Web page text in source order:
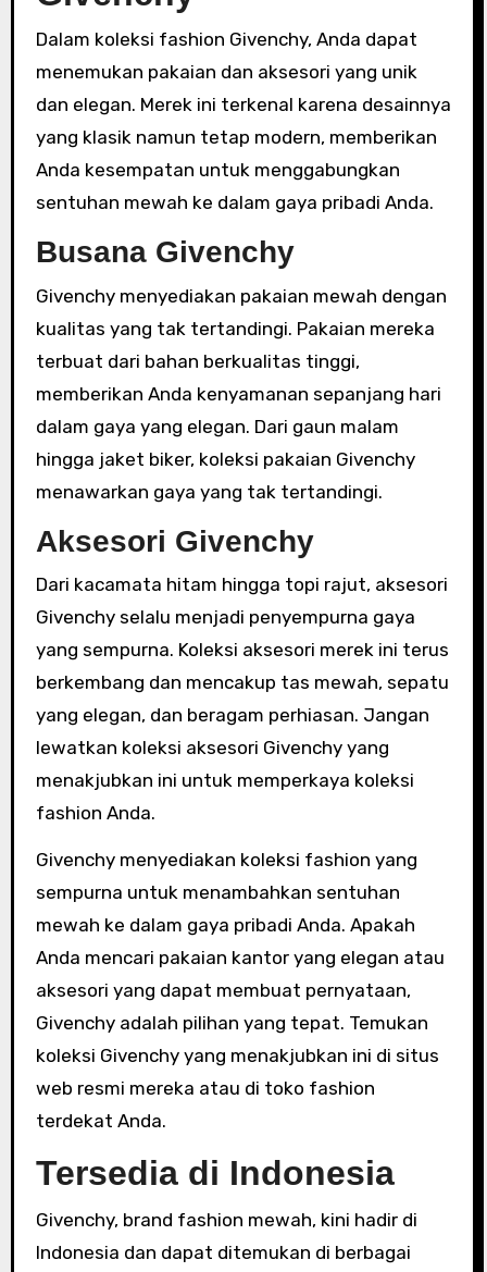
Dalam koleksi fashion Givenchy, Anda dapat
menemukan pakaian dan aksesori yang unik
dan elegan. Merek ini terkenal karena desainnya
yang klasik namun tetap modern, memberikan
Anda kesempatan untuk menggabungkan
sentuhan mewah ke dalam gaya pribadi Anda.
Busana Givenchy
Givenchy menyediakan pakaian mewah dengan
kualitas yang tak tertandingi. Pakaian mereka
terbuat dari bahan berkualitas tinggi,
memberikan Anda kenyamanan sepanjang hari
dalam gaya yang elegan. Dari gaun malam
hingga jaket biker, koleksi pakaian Givenchy
menawarkan gaya yang tak tertandingi.
Aksesori Givenchy
Dari kacamata hitam hingga topi rajut, aksesori
Givenchy selalu menjadi penyempurna gaya
yang sempurna. Koleksi aksesori merek ini terus
berkembang dan mencakup tas mewah, sepatu
yang elegan, dan beragam perhiasan. Jangan
lewatkan koleksi aksesori Givenchy yang
menakjubkan ini untuk memperkaya koleksi
fashion Anda.
Givenchy menyediakan koleksi fashion yang
sempurna untuk menambahkan sentuhan
mewah ke dalam gaya pribadi Anda. Apakah
Anda mencari pakaian kantor yang elegan atau
aksesori yang dapat membuat pernyataan,
Givenchy adalah pilihan yang tepat. Temukan
koleksi Givenchy yang menakjubkan ini di situs
web resmi mereka atau di toko fashion
terdekat Anda.
Tersedia di Indonesia
Givenchy, brand fashion mewah, kini hadir di
Indonesia dan dapat ditemukan di berbagai